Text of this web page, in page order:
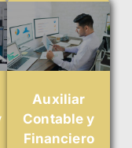
Auxiliar
Contable y
Financiero